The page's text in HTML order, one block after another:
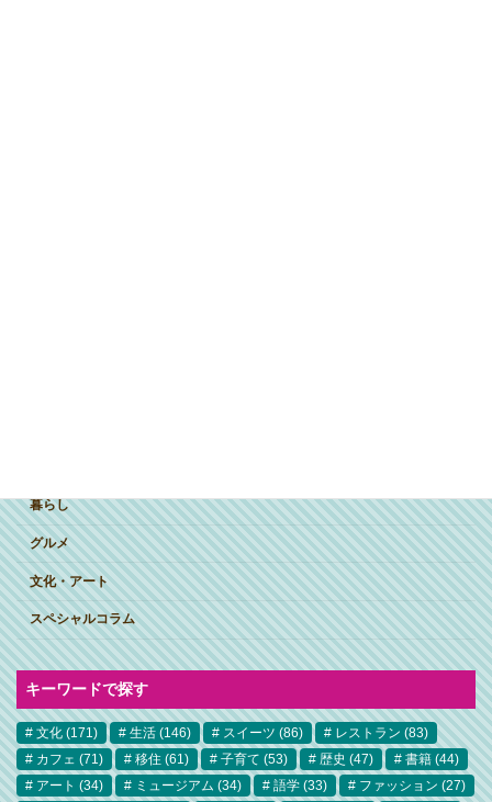
暮らし
グルメ
文化・アート
スペシャルコラム
キーワードで探す
文化 (171) 生活 (146) スイーツ (86) レストラン (83)
カフェ (71) 移住 (61) 子育て (53) 歴史 (47) 書籍 (44)
アート (34) ミュージアム (34) 語学 (33) ファッション (27)